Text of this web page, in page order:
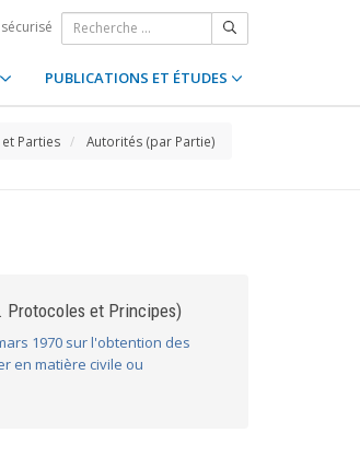
PUBLICATIONS ET ÉTUDES
Parties Autorités (par Partie)
Protocoles et Principes)
1970 sur l'obtention des
en matière civile ou